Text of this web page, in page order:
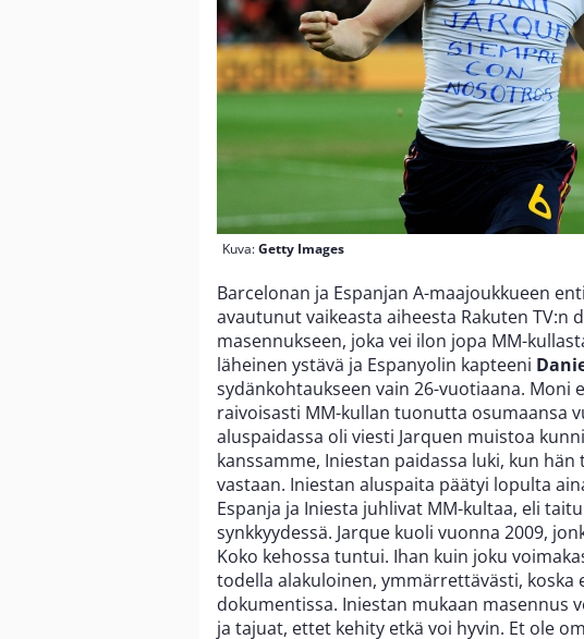
Kuva:Getty Images
Barcelonan ja Espanjan A-maajoukkueen
avautunut vaikeasta aiheesta Rakuten TV:n
masennukseen, joka vei ilon jopa MM-
läheinen ystävä ja Espanyolin kapteeni
sydänkohtaukseen vain 26-vuotiaana.
raivoisasti MM-kullan tuonutta osumaansa
aluspaidassa oli viesti Jarquen muistoa
kanssamme, Iniestan paidassa luki, kun
vastaan. Iniestan aluspaita päätyi lopulta
Espanja ja Iniesta juhlivat MM-kultaa, eli
synkkyydessä. Jarque kuoli vuonna 2009,
Koko kehossa tuntui. Ihan kuin joku
todella alakuloinen, ymmärrettävästi, koska
dokumentissa. Iniestan mukaan masennus
ja tajuat, ettet kehity etkä voi hyvin. Et ole